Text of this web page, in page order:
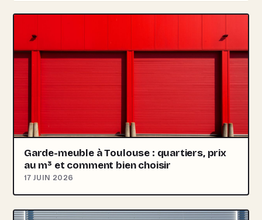
Garde-meuble à Toulouse : quartiers, prix
au m³ et comment bien choisir
17 JUIN 2026